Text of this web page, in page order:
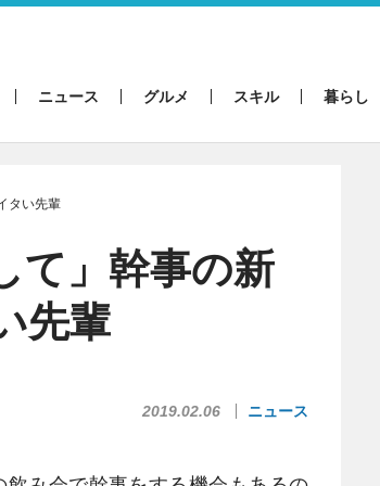
ニュース グルメ スキル 暮らし
タい先輩
て」幹事の新
先輩
2019.02.06 ニュース